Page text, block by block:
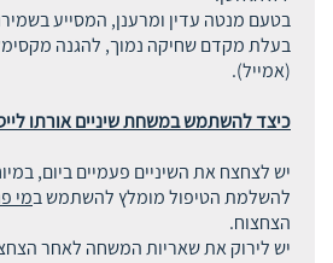
בטעם מנטה עדין ומרענן, המסייע
בעלת מקדם שחיקה נמוך, להגנה
(אמייל).
כיצד להשתמש במשחת שיניים אורתו
יש לצחצח את השיניים פעמיים ביום,
להשלמת הטיפול מומלץ להשתמש במי
הצחצוח.
יש לירוק את שאריות המשחה לאחר